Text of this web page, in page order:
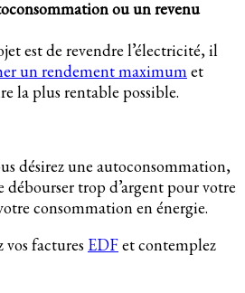
ou un revenu
est de revendre l’électricité, il
un rendement maximumet
la plus rentable possible.
désirez une autoconsommation,
débourser trop d’argent pour votre
consommation en énergie.
vos factures EDFet contemplez